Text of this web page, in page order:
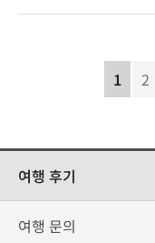
1 2
여행 후기
여행 문의